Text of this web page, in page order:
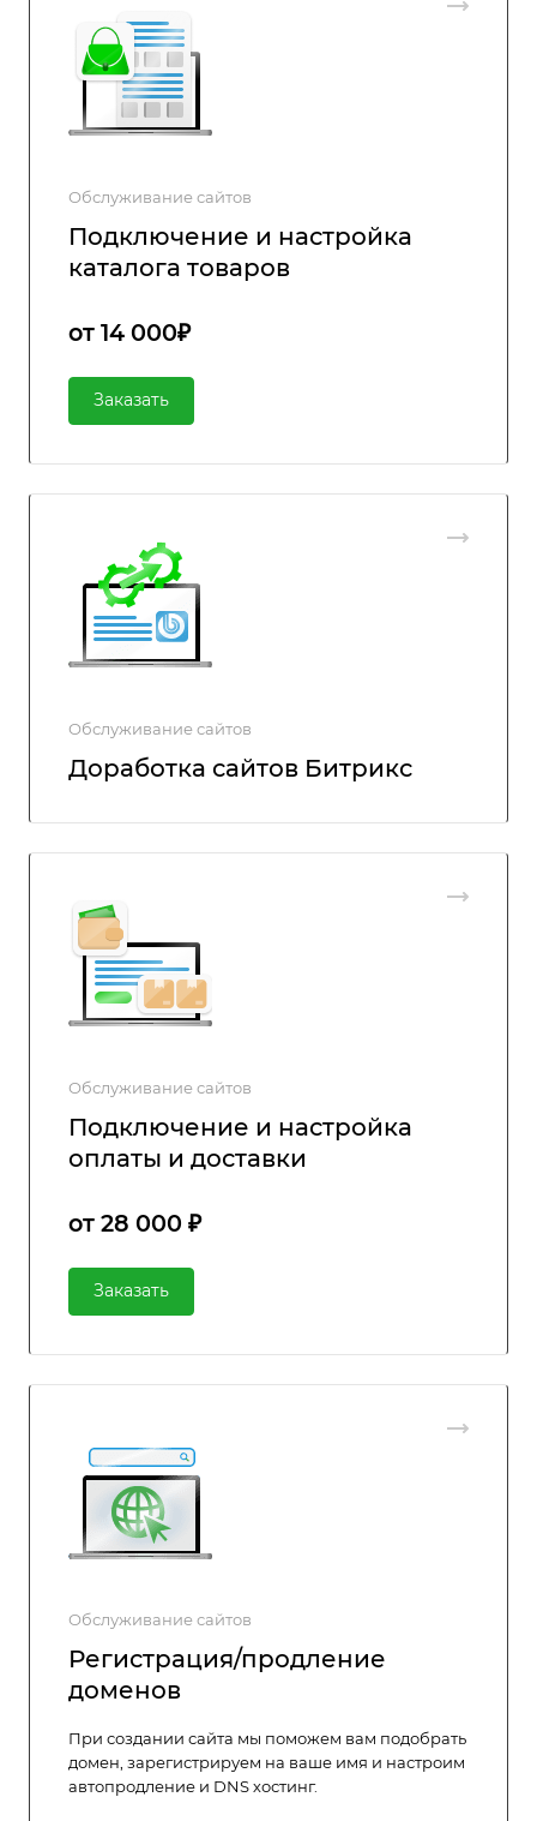
Обслуживание сайтов
Подключение и настройка
каталога товаров
от 14 000₽
Заказать
Обслуживание сайтов
Доработка сайтов Битрикс
Обслуживание сайтов
Подключение и настройка
оплаты и доставки
от 28 000 ₽
Заказать
Обслуживание сайтов
Регистрация/продление
доменов
При создании сайта мы поможем вам подобрать
домен, зарегистрируем на ваше имя и настроим
автопродление и DNS хостинг.